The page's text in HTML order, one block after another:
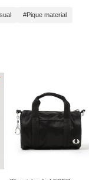
#Pique material